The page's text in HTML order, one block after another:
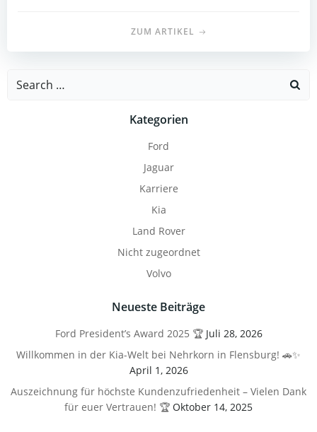
ZUM ARTIKEL
Search
Kategorien
Ford
Jaguar
Karriere
Kia
Land Rover
Nicht zugeordnet
Volvo
Neueste Beiträge
Ford President’s Award 2025 🏆 Juli 28, 2026
Willkommen in der Kia-Welt bei Nehrkorn in Flensburg! 🚗✨
April 1, 2026
Auszeichnung für höchste Kundenzufriedenheit – Vielen Dank
für euer Vertrauen! 🏆 Oktober 14, 2025